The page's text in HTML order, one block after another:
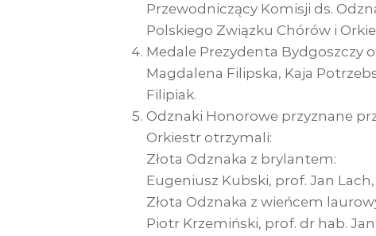
Przewodniczący Komisji ds.
Polskiego Związku Chórów i
Medale Prezydenta Bydgoszczy
Magdalena Filipska, Kaja
Filipiak.
Odznaki Honorowe przyznane
Orkiestr otrzymali:
Złota Odznaka z brylantem:
Eugeniusz Kubski, prof. Jan Lach,
Złota Odznaka z wieńcem
Piotr Krzemiński, prof. dr hab.